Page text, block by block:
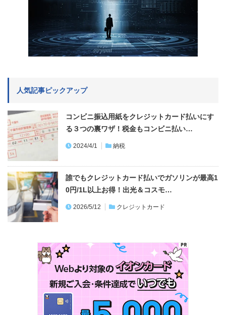
人気記事ピックアップ
コンビニ振込用紙をクレジットカード払いにす
る３つの裏ワザ！税金もコンビニ払い…
2024/4/1 納税
誰でもクレジットカード払いでガソリンが最高1
0円/1L以上お得！出光＆コスモ…
2026/5/12 クレジットカード